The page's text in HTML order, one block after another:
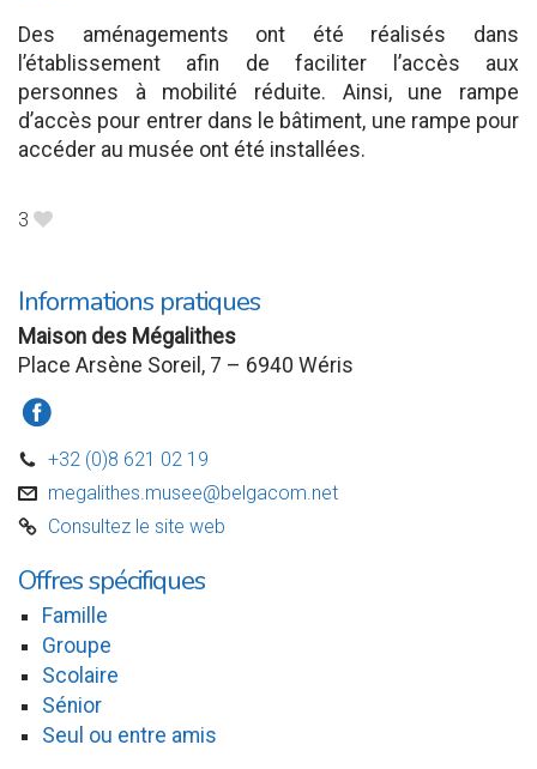
Des aménagements ont été réalisés dans
l’établissement afin de faciliter l’accès aux
personnes à mobilité réduite. Ainsi, une rampe
d’accès pour entrer dans le bâtiment, une rampe pour
accéder au musée ont été installées.
3 B
Informations pratiques
Maison des Mégalithes
Place Arsène Soreil, 7 – 6940 Wéris
a
D +32 (0)8 621 02 19
v megalithes.musee@belgacom.net
C Consultez le site web
Offres spécifiques
Famille
Groupe
Scolaire
Sénior
Seul ou entre amis